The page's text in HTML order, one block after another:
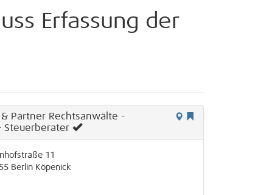
Erfassung der
& Partner Rechtsanwälte -
Steuerberater
11
Berlin Köpenick